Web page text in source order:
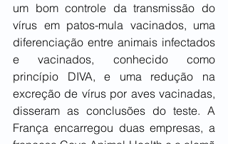
um bom controle da transmissão do
vírus em patos-mula vacinados, uma
diferenciação entre animais infectados
e vacinados, conhecido como
princípio DIVA, e uma redução na
excreção de vírus por aves vacinadas,
disseram as conclusões do teste. A
França encarregou duas empresas, a